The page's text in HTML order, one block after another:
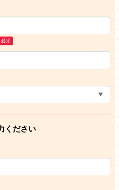
必須
ください